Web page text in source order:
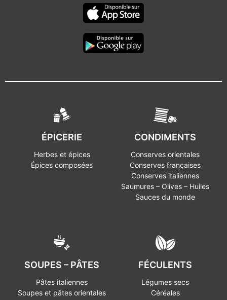
ÉPICERIE
Herbes et épices
Épices composées
CONDIMENTS
Conserves orientales
Conserves françaises
Conserves italiennes
Saumures – Olives – Huiles
Sauces du monde
SOUPES – PÂTES
Pâtes italiennes
Soupes et pâtes orientales
FÉCULENTS
Légumes secs
Céréales